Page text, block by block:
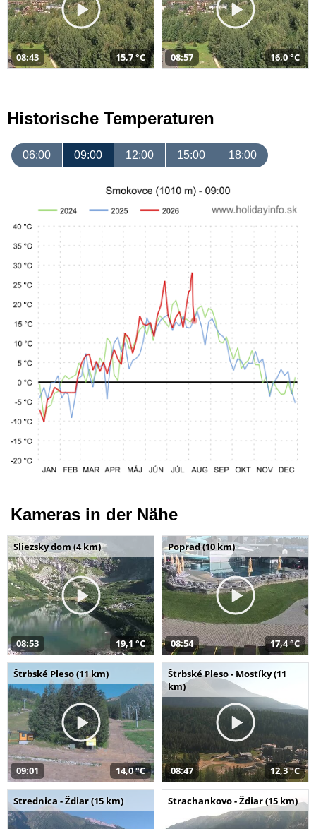
08:43 15,7 °C 08:57 16,0 °C
Historische Temperaturen
06:00 09:00 12:00 15:00 18:00
Kameras in der Nähe
Sliezsky dom (4 km)
08:53 19,1 °C
Poprad (10 km)
08:54 17,4 °C
Štrbské Pleso (11 km)
09:01 14,0 °C
Štrbské Pleso - Mostíky (11
km)
08:47 12,3 °C
Strednica - Ždiar (15 km) Strachankovo - Ždiar (15 km)